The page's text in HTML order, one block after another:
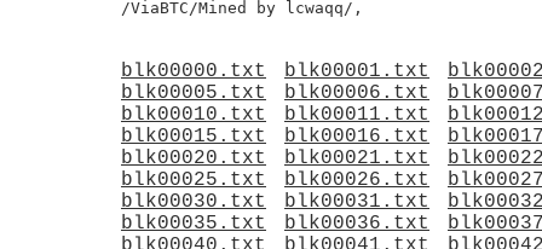
blk00000.txt blk00001.txt
blk00005.txt
blk00006.txt
blk00010.txt
blk00011.txt
blk00015.txt
blk00016.txt
blk00020.txt
blk00021.txt
blk00025.txt
blk00026.txt
blk00030.txt
blk00031.txt
blk00035.txt
blk00036.txt